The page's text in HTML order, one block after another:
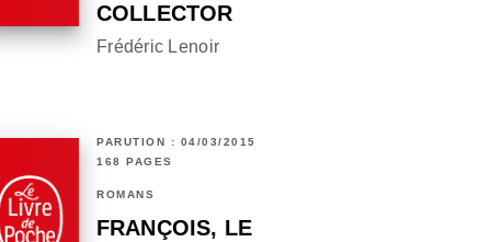
COLLECTOR
Frédéric Lenoir
PARUTION : 04/03/2015
168 PAGES
ROMANS
FRANÇOIS, LE